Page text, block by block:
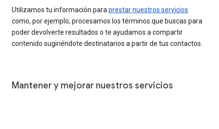
Utilizamos tu información para prestar nuestros servicios
como, por ejemplo, procesamos los términos que buscas para
poder devolverte resultados o te ayudamos a compartir
contenido sugiriéndote destinatarios a partir de tus contactos.
Mantener y mejorar nuestros servicios